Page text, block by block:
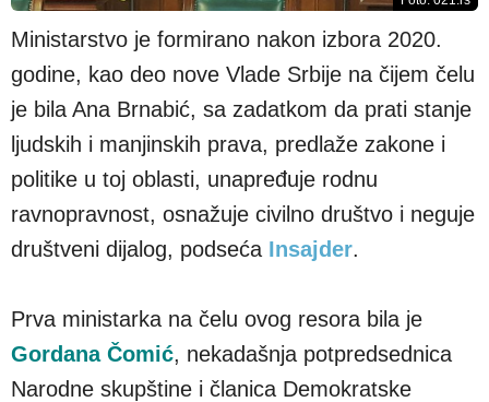
Ministarstvo je formirano nakon izbora 2020.
godine, kao deo nove Vlade Srbije na čijem čelu
je bila Ana Brnabić, sa zadatkom da prati stanje
ljudskih i manjinskih prava, predlaže zakone i
politike u toj oblasti, unapređuje rodnu
ravnopravnost, osnažuje civilno društvo i neguje
društveni dijalog, podseća Insajder.
Prva ministarka na čelu ovog resora bila je
Gordana Čomić, nekadašnja potpredsednica
Narodne skupštine i članica Demokratske